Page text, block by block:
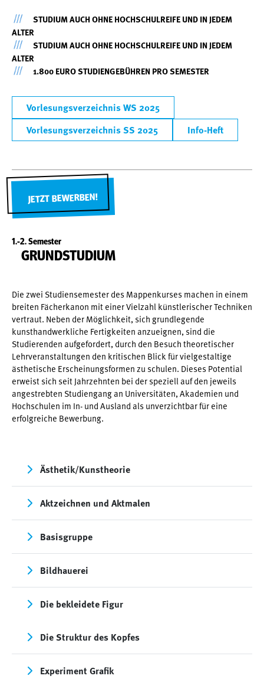
STUDIUM AUCH OHNE HOCHSCHULREIFE UND IN JEDEM
ALTER
STUDIUM AUCH OHNE HOCHSCHULREIFE UND IN JEDEM
ALTER
1.800 EURO STUDIENGEBÜHREN PRO SEMESTER
Vorlesungsverzeichnis WS 2025
Vorlesungsverzeichnis SS 2025
Info-Heft
JETZT BEWERBEN!
1.-2. Semester
GRUNDSTUDIUM
Die zwei Studiensemester des Mappenkurses machen in einem
breiten Fächerkanon mit einer Vielzahl künstlerischer Techniken
vertraut. Neben der Möglichkeit, sich grundlegende
kunsthandwerkliche Fertigkeiten anzueignen, sind die
Studierenden aufgefordert, durch den Besuch theoretischer
Lehrveranstaltungen den kritischen Blick für vielgestaltige
ästhetische Erscheinungsformen zu schulen. Dieses Potential
erweist sich seit Jahrzehnten bei der speziell auf den jeweils
angestrebten Studiengang an Universitäten, Akademien und
Hochschulen im In- und Ausland als unverzichtbar für eine
erfolgreiche Bewerbung.
Ästhetik/Kunstheorie
Aktzeichnen und Aktmalen
Basisgruppe
Bildhauerei
Die bekleidete Figur
Die Struktur des Kopfes
Experiment Grafik